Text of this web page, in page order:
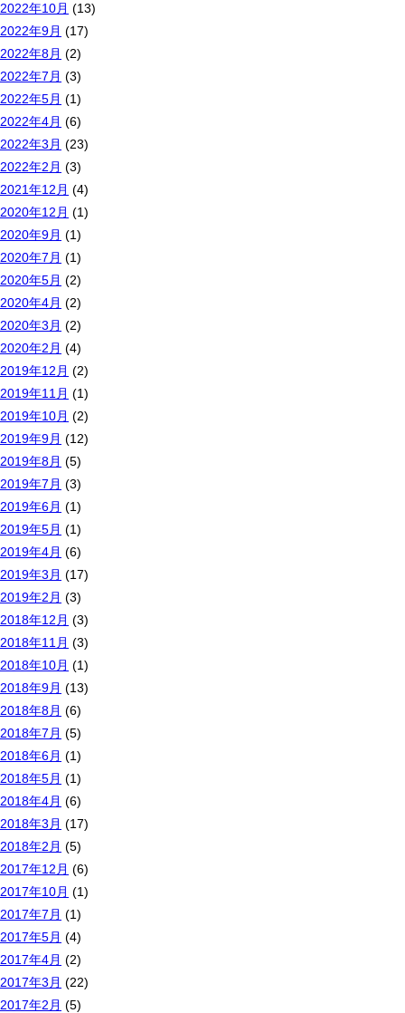
2022年10月 (13)
2022年9月 (17)
2022年8月 (2)
2022年7月 (3)
2022年5月 (1)
2022年4月 (6)
2022年3月 (23)
2022年2月 (3)
2021年12月 (4)
2020年12月 (1)
2020年9月 (1)
2020年7月 (1)
2020年5月 (2)
2020年4月 (2)
2020年3月 (2)
2020年2月 (4)
2019年12月 (2)
2019年11月 (1)
2019年10月 (2)
2019年9月 (12)
2019年8月 (5)
2019年7月 (3)
2019年6月 (1)
2019年5月 (1)
2019年4月 (6)
2019年3月 (17)
2019年2月 (3)
2018年12月 (3)
2018年11月 (3)
2018年10月 (1)
2018年9月 (13)
2018年8月 (6)
2018年7月 (5)
2018年6月 (1)
2018年5月 (1)
2018年4月 (6)
2018年3月 (17)
2018年2月 (5)
2017年12月 (6)
2017年10月 (1)
2017年7月 (1)
2017年5月 (4)
2017年4月 (2)
2017年3月 (22)
2017年2月 (5)